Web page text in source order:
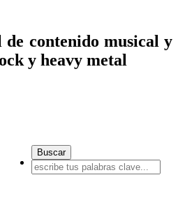
contenido musical y
y heavy metal